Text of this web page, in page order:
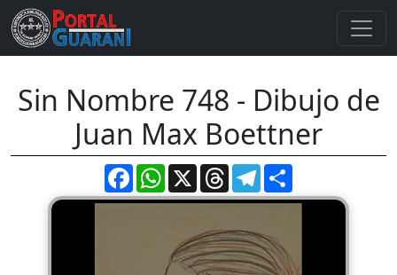
Sin Nombre 748 - Dibujo de
Juan Max Boettner
FacebookWhatsApp
X ThreadsTelegram